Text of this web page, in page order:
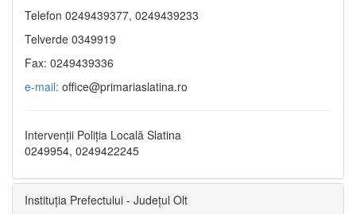
Telefon 0249439377, 0249439233
Telverde 0349919
Fax: 0249439336
e-mail: office@primariaslatina.ro
Intervenții Poliția Locală Slatina
0249954, 0249422245
Instituția Prefectului - Județul Olt